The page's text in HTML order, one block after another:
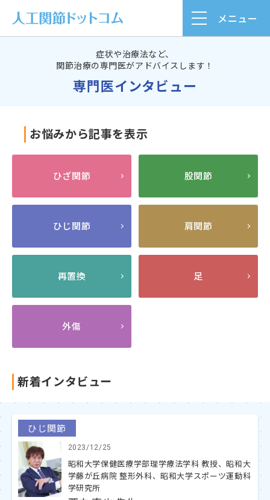
メニュー
症状や治療法など、
関節治療の専門医がアドバイスします！
専門医インタビュー
お悩みから記事を表示
ひざ関節 股関節
ひじ関節 肩関節
再置換 足
外傷
新着インタビュー
ひじ関節
2023/12/25
昭和大学保健医療学部理学療法学科 教授、昭和大
学藤が丘病院 整形外科、昭和大学スポーツ運動科
学研究所